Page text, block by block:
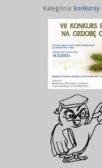
Kategoria: konkursy